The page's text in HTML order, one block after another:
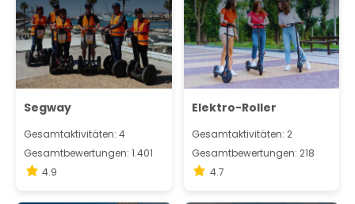
Segway
Gesamtaktivitäten: 4
Gesamtbewertungen: 1.401
4.9
Elektro-Roller
Gesamtaktivitäten: 2
Gesamtbewertungen: 218
4.7